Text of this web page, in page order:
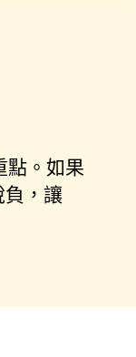
點。如果
，讓